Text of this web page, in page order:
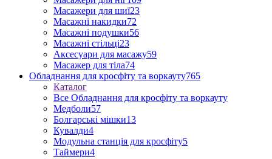
Масажери для шиї23
Масажні накидки72
Масажні подушки56
Масажні стільці23
Аксесуари для масажу59
Масажер для тіла74
Обладнання для кросфіту та воркауту765
Каталог
Все Обладнання для кросфіту та воркауту
Медболи57
Болгарські мішки13
Кувалди4
Модульна станція для кросфіту5
Таймери4